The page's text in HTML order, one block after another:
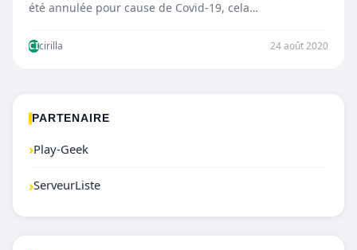
été annulée pour cause de Covid-19, cela…
CIcirilla 24 août 2020
PARTENAIRE
›Play-Geek
›ServeurListe